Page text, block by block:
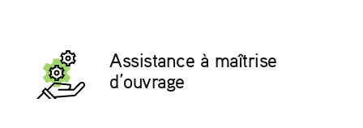
Assistance à maîtrise
d’ouvrage